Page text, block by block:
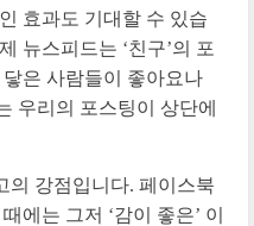
효과도 기대할 수 있습
뉴스피드는 ‘친구’의 포
은 사람들이 좋아요나
우리의 포스팅이 상단에
의 강점입니다. 페이스북
에는 그저 ‘감이 좋은’ 이